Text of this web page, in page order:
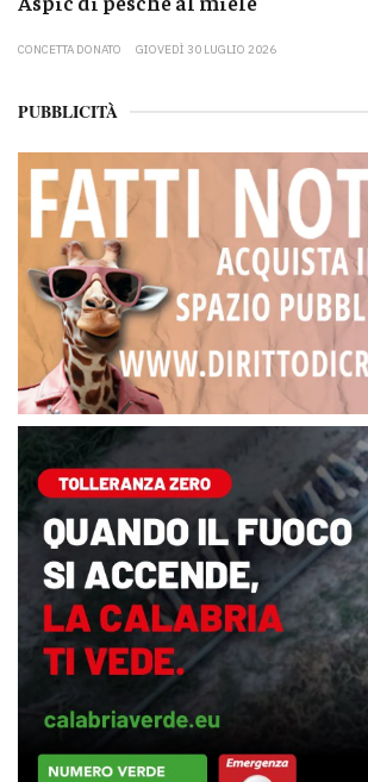
CONCETTA DONATO GIOVEDÌ 30 LUGLIO 2026
PUBBLICITÀ